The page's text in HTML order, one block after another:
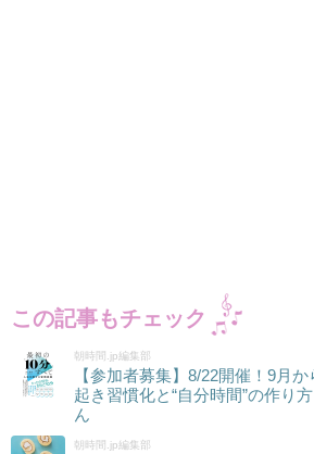
この記事もチェック
朝時間.jp編集部
【参加者募集】8/22開催！9月
起き習慣化と“自分時間”の作り
ん
朝時間.jp編集部